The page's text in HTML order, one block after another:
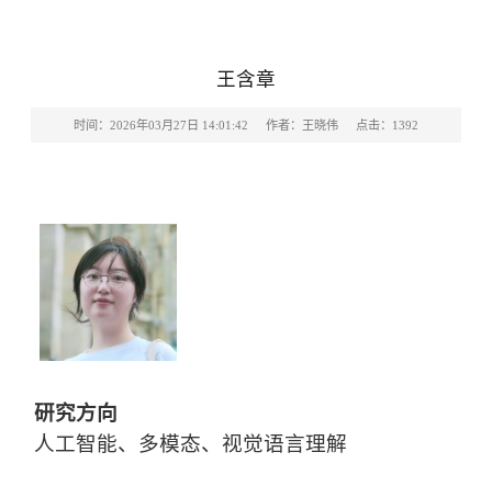
王含章
时间：2026年03月27日 14:01:42 作者：王晓伟 点击： 1392
研究方向
人工智能、多模态、视觉语言理解